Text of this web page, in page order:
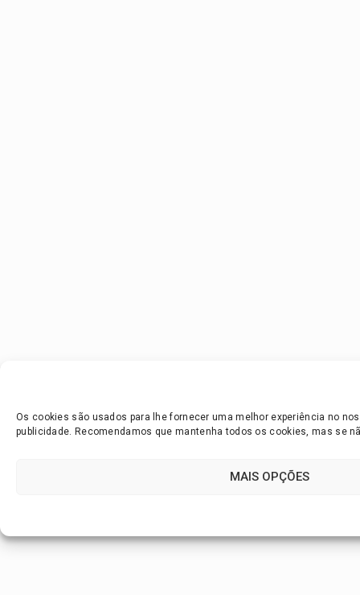
Os cookies são usados para lhe fornecer uma melhor experiência no
publicidade. Recomendamos que mantenha todos os cookies, mas se
MAIS OPÇÕES